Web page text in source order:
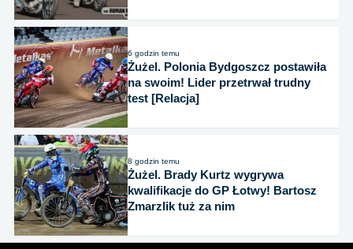
6 godzin temu
Żużel. Polonia Bydgoszcz postawiła
na swoim! Lider przetrwał trudny
test [Relacja]
8 godzin temu
Żużel. Brady Kurtz wygrywa
kwalifikacje do GP Łotwy! Bartosz
Zmarzlik tuż za nim